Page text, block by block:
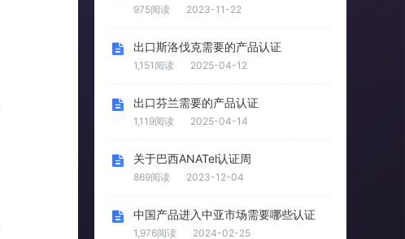
975阅读 2023-11-22
出口斯洛伐克需要的产品认证
1,151阅读 2025-04-12
出口芬兰需要的产品认证
1,119阅读 2025-04-14
关于巴西ANATel认证周
869阅读 2023-12-04
中国产品进入中亚市场需要哪些认证
1,976阅读 2024-02-25